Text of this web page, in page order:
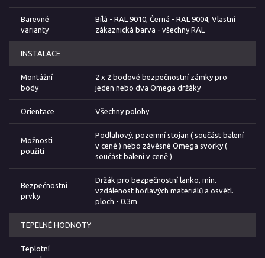
Barevné
varianty
Bílá - RAL 9010, Černá - RAL 9004, Vlastní
zákaznická barva - všechny RAL
INSTALACE
Montážní
body
2 x 2 bodové bezpečnostní zámky pro
jeden nebo dva Omega držáky
Orientace Všechny polohy
Možnosti
použití
Podlahový, pozemní stojan ( součást balení
v ceně ) nebo závěsné Omega svorky (
součást balení v ceně )
Bezpečnostní
prvky
Držák pro bezpečnostní lanko, min.
vzdálenost hořlavých materiálů a osvětl.
ploch - 0.3m
TEPELNÉ HODNOTY
Teplotní